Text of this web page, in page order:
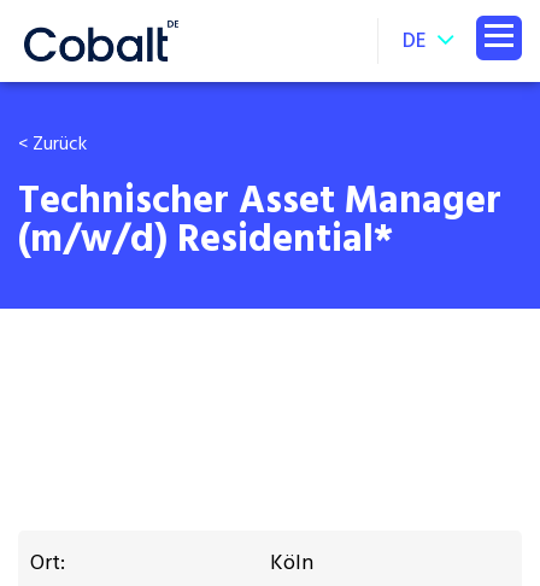
DE
< Zurück
Technischer Asset Manager
(m/w/d) Residential*
Ort:
Köln